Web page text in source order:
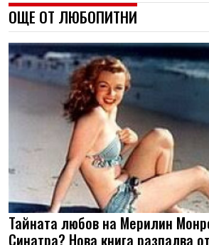
ОЩЕ ОТ ЛЮБОПИТНИ
Тайната любов на Мерилин
Синатра? Нова книга разпалва